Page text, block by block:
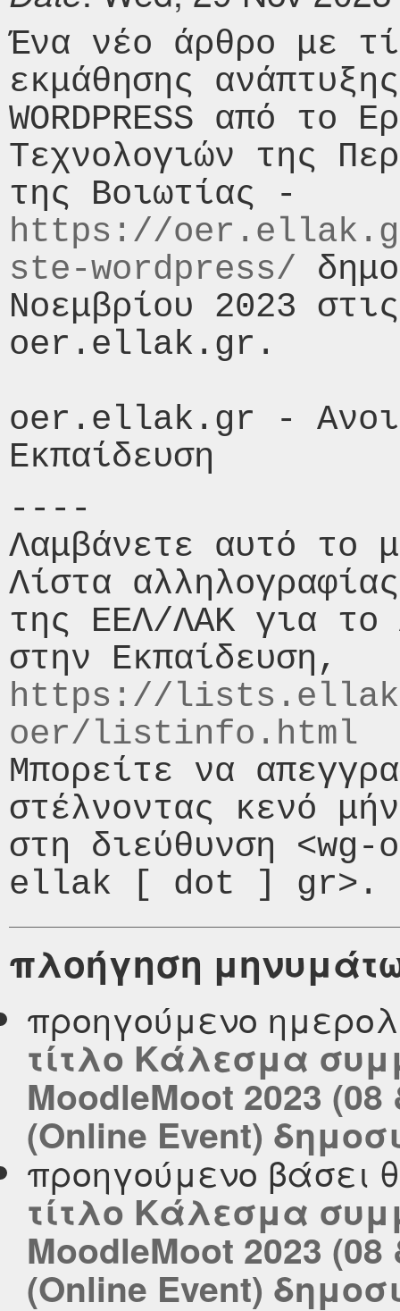
Ένα νέο άρθρο με
εκμάθησης
WORDPRESS από το
Τεχνολογιών της
https://
ste-wordpress/
Νοεμβρίου 2023
oer.ellak.gr.
oer.ellak.gr -
----
Λαμβάνετε αυτό το
Λίστα
της ΕΕΛ/ΛΑΚ για το
https://
oer/listinfo.html
Μπορείτε να
στέλνοντας κενό
στη διεύθυνση
πλοήγηση
προηγούμενο
τίτλο Κάλεσμα
MoodleMoot 2023
(Online Event)
προηγούμενο βάσει
τίτλο Κάλεσμα
MoodleMoot 2023
(Online Event)